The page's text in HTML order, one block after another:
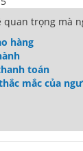
quan trọng mà
hàng
toán
mắc của